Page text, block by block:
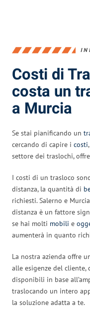
Costi di
costa un
a Murcia
Se stai pianificando un
cercando di capire i costi
settore dei traslochi, offre
I costi di un trasloco
distanza, la quantità di
richiesti. Salerno e
distanza è un fattore
se hai molti mobili e
aumenterà in quanto
La nostra azienda offre
alle esigenze del
disponibili in base
traslocando un intero
la soluzione adatta a te.